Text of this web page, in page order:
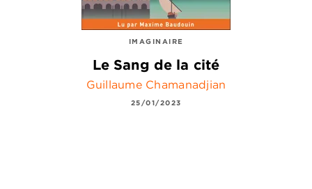
IMAGINAIRE
Le Sang de la cité
Guillaume Chamanadjian
25/01/2023